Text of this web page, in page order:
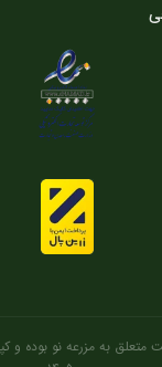
به مزرعه نو بوده و